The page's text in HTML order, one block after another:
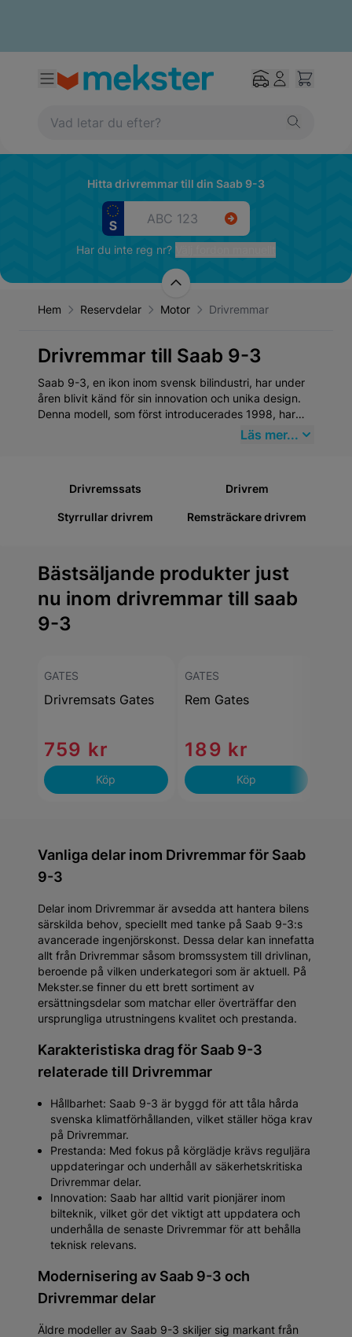
Hitta drivremmar till din Saab 9-3
Har du inte reg nr?
Hem Reservdelar Motor Drivremmar
Drivremmar till Saab 9-3
Saab 9-3, en ikon inom svensk bilindustri, har under
åren blivit känd för sin innovation och unika design.
Denna modell, som först introducerades 1998, har
alltid stått för hög säkerhet och utmärkt kördynamik.
regelbunden kontroll och underhåll för att bibehålla
Läs mer...
Drivremssats Drivrem
Styrrullar drivrem Remsträckare drivrem
Bästsäljande produkter just
nu inom drivremmar till saab
9-3
GATES
Drivremsats Gates
759 kr
Köp
GATES
Rem Gates
189 kr
Köp
Vanliga delar inom Drivremmar för Saab
9-3
Delar inom Drivremmar är avsedda att hantera bilens
särskilda behov, speciellt med tanke på Saab 9-3:s
avancerade ingenjörskonst. Dessa delar kan innefatta
allt från Drivremmar såsom bromssystem till drivlinan,
beroende på vilken underkategori som är aktuell. På
Mekster.se finner du ett brett sortiment av
ersättningsdelar som matchar eller överträffar den
ursprungliga utrustningens kvalitet och prestanda.
Karakteristiska drag för Saab 9-3
relaterade till Drivremmar
Hållbarhet: Saab 9-3 är byggd för att tåla hårda
svenska klimatförhållanden, vilket ställer höga krav
på Drivremmar.
Prestanda: Med fokus på körglädje krävs reguljära
uppdateringar och underhåll av säkerhetskritiska
Drivremmar delar.
Innovation: Saab har alltid varit pionjärer inom
bilteknik, vilket gör det viktigt att uppdatera och
underhålla de senaste Drivremmar för att behålla
teknisk relevans.
Modernisering av Saab 9-3 och
Drivremmar delar
Äldre modeller av Saab 9-3 skiljer sig markant från